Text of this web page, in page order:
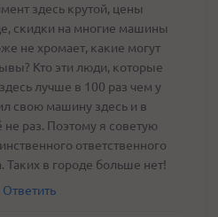
здесь крутой, цены
скидки на многие машины
не хромает, какие могут
Кто эти люди, которые
лучше в 100 раз чем у
свою машину здесь и в
раз. Поэтому я советую
ответственного
Таких в городе больше нет!
Ответить